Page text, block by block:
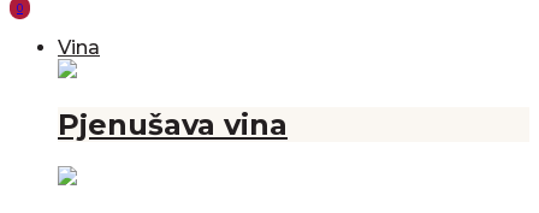
0
Vina
Pjenušava vina